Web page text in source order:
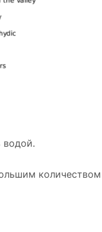
водой.